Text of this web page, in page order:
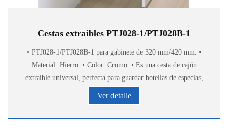
Cestas extraíbles PTJ028-1/PTJ028B-1
• PTJ028-1/PTJ028B-1 para gabinete de 320 mm/420 mm. •
Material: Hierro. • Color: Cromo. • Es una cesta de cajón
extraíble universal, perfecta para guardar botellas de especias,
Ver detalle